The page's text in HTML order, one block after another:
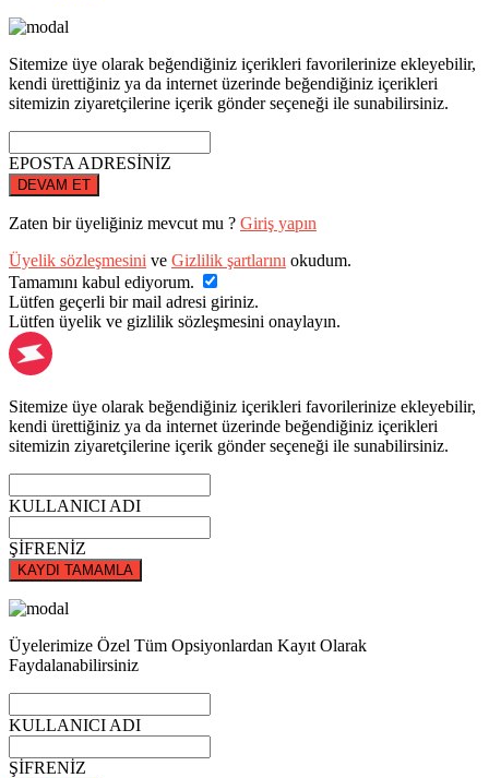
Sitemize üye olarak beğendiğiniz içerikleri favorilerinize ekleyebilir,
kendi ürettiğiniz ya da internet üzerinde beğendiğiniz içerikleri
sitemizin ziyaretçilerine içerik gönder seçeneği ile sunabilirsiniz.
EPOSTA ADRESİNİZ
DEVAM ET
Zaten bir üyeliğiniz mevcut mu ? Giriş yapın
Üyelik sözleşmesini ve Gizlilik şartlarını okudum.
Tamamını kabul ediyorum.
Lütfen geçerli bir mail adresi giriniz.
Lütfen üyelik ve gizlilik sözleşmesini onaylayın.
Sitemize üye olarak beğendiğiniz içerikleri favorilerinize ekleyebilir,
kendi ürettiğiniz ya da internet üzerinde beğendiğiniz içerikleri
sitemizin ziyaretçilerine içerik gönder seçeneği ile sunabilirsiniz.
KULLANICI ADI
ŞİFRENİZ
KAYDI TAMAMLA
Üyelerimize Özel Tüm Opsiyonlardan Kayıt Olarak
Faydalanabilirsiniz
KULLANICI ADI
ŞİFRENİZ